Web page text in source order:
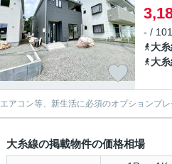
- /
大
大
エアコン等、新生活に必須のオプションプ
大糸線の掲載物件の価格相場